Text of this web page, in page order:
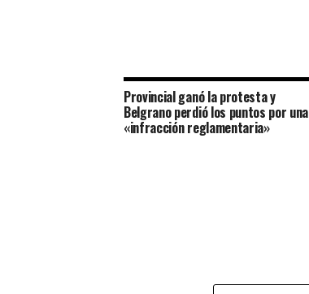
Provincial ganó la protesta y
Belgrano perdió los puntos por una
«infracción reglamentaria»